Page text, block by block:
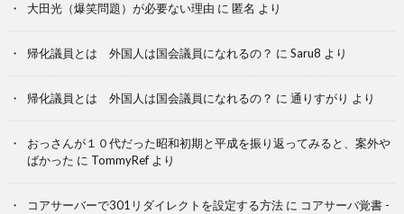
大田光（爆笑問題）が必要ない理由 に 匿名 より
帰化議員とは 外国人は国会議員になれるの？ に Saru8 より
帰化議員とは 外国人は国会議員になれるの？ に 通りすがり より
おっさんが１０代だった昭和初期と平成を振り返ってみると、案外や
ばかった に TommyRef より
コアサーバーで301リダイレクトを設定する方法 に コアサーバ覚書 -